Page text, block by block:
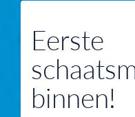
Eerste
binnen!